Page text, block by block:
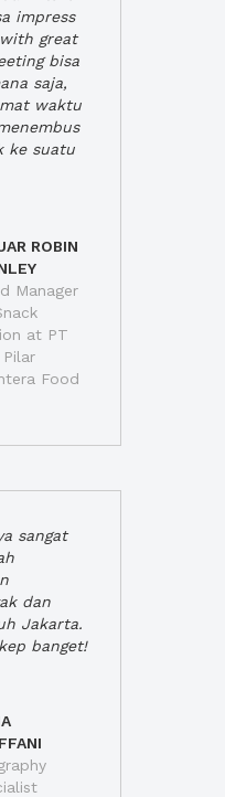
impress
great
bisa
saja,
waktu
ke suatu
ROBIN
Manager
at PT
Food
sangat
dan
Jakarta.
banget!